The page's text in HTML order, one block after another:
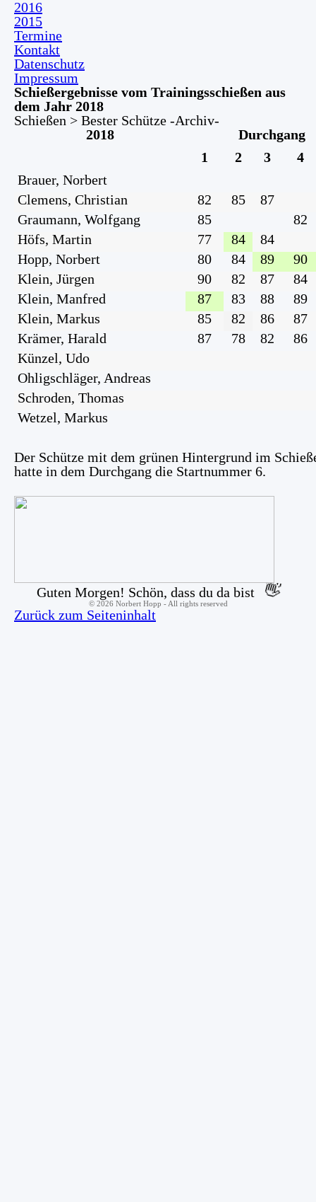
2016
2015
Termine
Kontakt
Datenschutz
Impressum
Schießergebnisse vom Trainingsschießen aus
dem Jahr 2018
Schießen > Bester Schütze -Archiv-
2018
Durchgang
1
2 3
4
Brauer, Norbert
Clemens, Christian
82 85
87
Graumann, Wolfgang
85
82
Höfs, Martin
77 84
84
Hopp, Norbert
80 84 89
90
Klein, Jürgen
90 82 87
84
Klein, Manfred
87 83 88
89
Klein, Markus
85 82 86
87
Krämer, Harald
87 78 82
86
Künzel, Udo
Ohligschläger, Andreas
Schroden, Thomas
Wetzel, Markus
Der Schütze mit dem grünen Hintergrund im
hatte in dem Durchgang die Startnummer 6.
Guten Morgen! Schön, dass du da bist 👋
© 2026 Norbert Hopp - All rights reserved
Zurück zum Seiteninhalt